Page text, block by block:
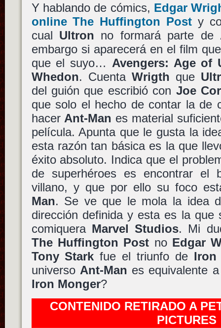
Y hablando de cómics, Edgar
online The Huffington Post y
cual Ultron no formará parte de
embargo si aparecerá en el film
que el suyo… Avengers: Age of
Whedon. Cuenta Wrigth que
del guión que escribió con Joe
que solo el hecho de contar la de
hacer Ant-Man es material
película. Apunta que le gusta la
esta razón tan básica es la que
éxito absoluto. Indica que el
de superhéroes es encontrar el
villano, y que por ello su foco
Man. Se ve que le mola la idea
dirección definida y esta es la que
comiquera Marvel Studios. Mi
The Huffington Post no Edgar
Tony Stark fue el triunfo de Iron
universo Ant-Man es equivalente
Iron Monger?
CONTENIDO RETIRADO A
PICTURES